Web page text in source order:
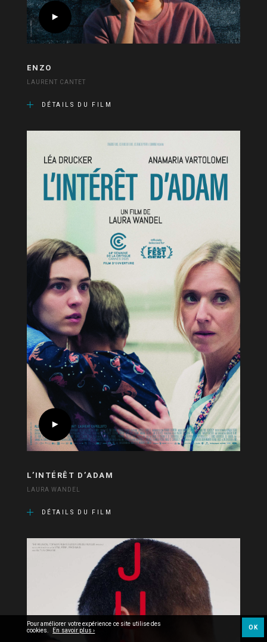
ENZO
LAURENT CANTET
DÉTAILS DU FILM
L’INTÉRÊT D’ADAM
LAURA WANDEL
DÉTAILS DU FILM
Pour améliorer votre expérience ce site utilise des
cookies. En savoir plus › OK